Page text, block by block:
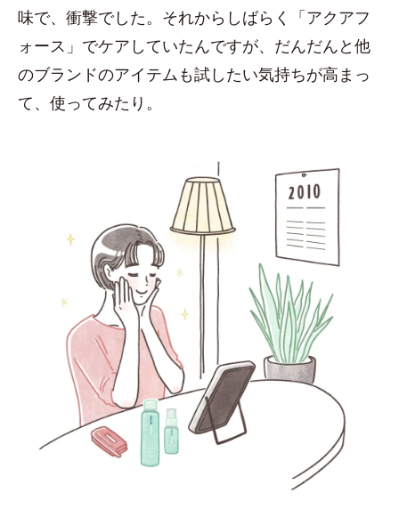
味で、衝撃でした。それからしばらく「アクアフ
ォース」でケアしていたんですが、だんだんと他
のブランドのアイテムも試したい気持ちが高まっ
て、使ってみたり。